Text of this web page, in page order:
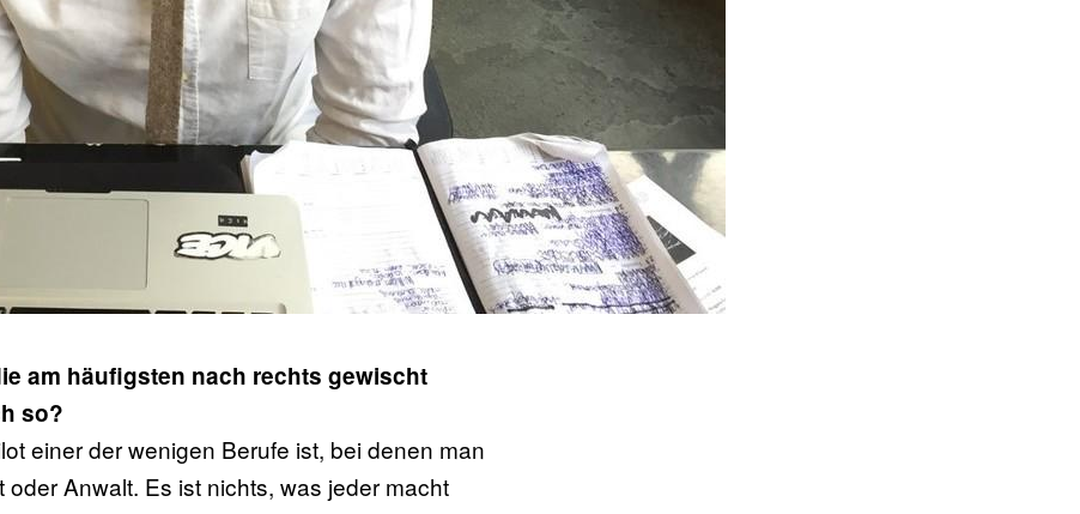
am häufigsten nach rechts gewischt
so?
einer der wenigen Berufe ist, bei denen man
Anwalt. Es ist nichts, was jeder macht